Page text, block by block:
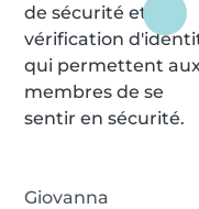
de sécurité et de
vérification
qui permettent
membres de se
sentir en sécurité.
Giovanna